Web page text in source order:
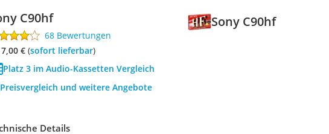
Sony C90hf
C90hf
68 Bewertungen
€( Sofort lieferbar)
Platz 3 im Audio-Kassetten Vergleich
Preisvergleich und weitere Angebote
Details